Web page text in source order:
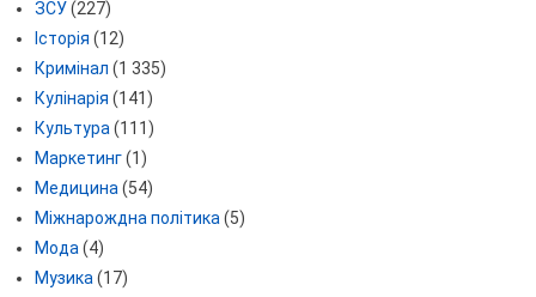
ЗСУ(227)
Історія (12)
Кримінал (1 335)
Кулінарія (141)
Культура (111)
Маркетинг(1)
Медицина (54)
Міжнарождна політика (5)
Мода (4)
Музика (17)